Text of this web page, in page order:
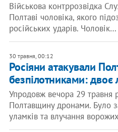
Військова контррозвідка
Полтаві чоловіка, якого
російських ударів. Чоловік…
30 травня, 00:12
Росіяни атакували
безпілотниками:
Упродовж вечора 29 травня
Полтавщину дронами. Було
уламків та влучання